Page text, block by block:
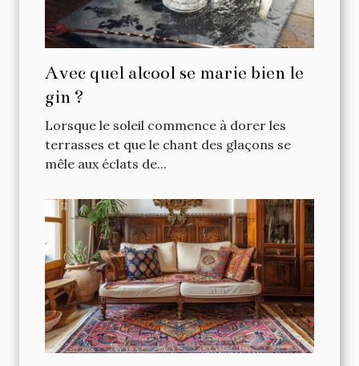
Avec quel alcool se marie bien le
gin ?
Lorsque le soleil commence à dorer les
terrasses et que le chant des glaçons se
mêle aux éclats de...